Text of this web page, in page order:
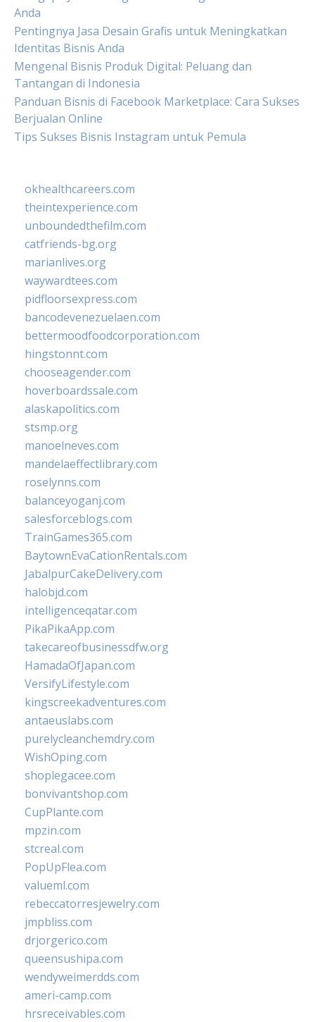
Anda
Pentingnya Jasa Desain Grafis untuk Meningkatkan
Identitas Bisnis Anda
Mengenal Bisnis Produk Digital: Peluang dan
Tantangan di Indonesia
Panduan Bisnis di Facebook Marketplace: Cara Sukses
Berjualan Online
Tips Sukses Bisnis Instagram untuk Pemula
okhealthcareers.com
theintexperience.com
unboundedthefilm.com
catfriends-bg.org
marianlives.org
waywardtees.com
pidfloorsexpress.com
bancodevenezuelaen.com
bettermoodfoodcorporation.com
hingstonnt.com
chooseagender.com
hoverboardssale.com
alaskapolitics.com
stsmp.org
manoelneves.com
mandelaeffectlibrary.com
roselynns.com
balanceyoganj.com
salesforceblogs.com
TrainGames365.com
BaytownEvaCationRentals.com
JabalpurCakeDelivery.com
halobjd.com
intelligenceqatar.com
PikaPikaApp.com
takecareofbusinessdfw.org
HamadaOfJapan.com
VersifyLifestyle.com
kingscreekadventures.com
antaeuslabs.com
purelycleanchemdry.com
WishOping.com
shoplegacee.com
bonvivantshop.com
CupPlante.com
mpzin.com
stcreal.com
PopUpFlea.com
valueml.com
rebeccatorresjewelry.com
jmpbliss.com
drjorgerico.com
queensushipa.com
wendyweimerdds.com
ameri-camp.com
hrsreceivables.com